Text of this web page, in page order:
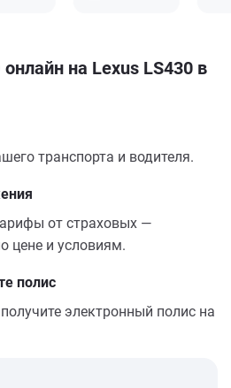
на Lexus LS430 в
транспорта и водителя.
от страховых —
цене и условиям.
полис
электронный полис на